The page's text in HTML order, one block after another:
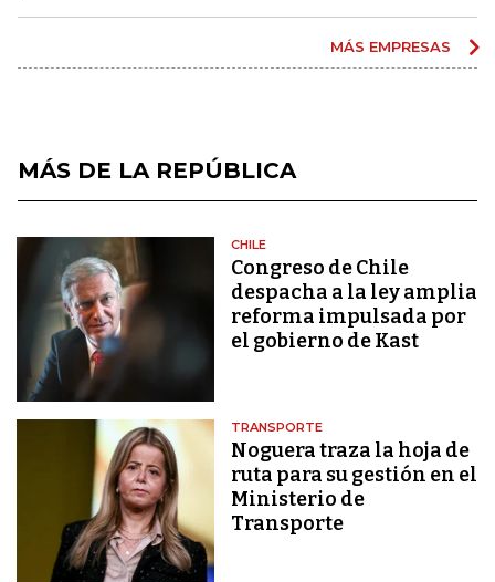
MÁS EMPRESAS
MÁS DE LA REPÚBLICA
CHILE
Congreso de Chile
despacha a la ley amplia
reforma impulsada por
el gobierno de Kast
TRANSPORTE
Noguera traza la hoja de
ruta para su gestión en el
Ministerio de
Transporte